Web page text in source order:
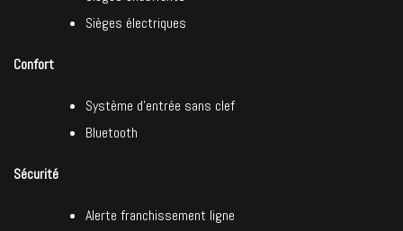
Sièges électriques
Confort
Système d’entrée sans clef
Bluetooth
Sécurité
Alerte franchissement ligne